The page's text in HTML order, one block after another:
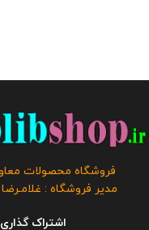
فروشگاه محصولات
مدیر فروشگاه :
اشتراک